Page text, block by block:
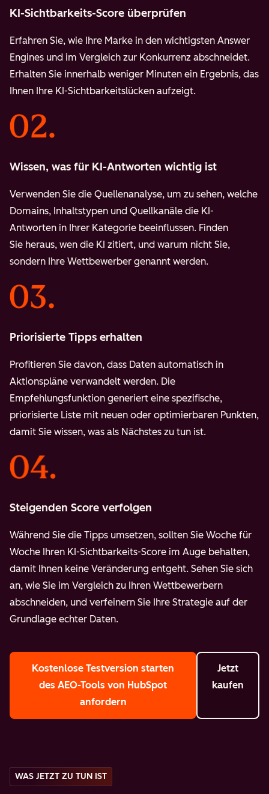
KI-Sichtbarkeits-Score überprüfen
Erfahren Sie, wie Ihre Marke in den wichtigsten Answer
Engines und im Vergleich zur Konkurrenz abschneidet.
Erhalten Sie innerhalb weniger Minuten ein Ergebnis, das
Ihnen Ihre KI-Sichtbarkeitslücken aufzeigt.
Wissen, was für KI-Antworten wichtig ist
Verwenden Sie die Quellenanalyse, um zu sehen, welche
Domains, Inhaltstypen und Quellkanäle die KI-
Antworten in Ihrer Kategorie beeinflussen. Finden
Sie heraus, wen die KI zitiert, und warum nicht Sie,
sondern Ihre Wettbewerber genannt werden.
Priorisierte Tipps erhalten
Profitieren Sie davon, dass Daten automatisch in
Aktionspläne verwandelt werden. Die
Empfehlungsfunktion generiert eine spezifische,
priorisierte Liste mit neuen oder optimierbaren Punkten,
damit Sie wissen, was als Nächstes zu tun ist.
Steigenden Score verfolgen
Während Sie die Tipps umsetzen, sollten Sie Woche für
Woche Ihren KI-Sichtbarkeits-Score im Auge behalten,
damit Ihnen keine Veränderung entgeht. Sehen Sie sich
an, wie Sie im Vergleich zu Ihren Wettbewerbern
abschneiden, und verfeinern Sie Ihre Strategie auf der
Grundlage echter Daten.
Kostenlose Testversion starten
des AEO-Tools von HubSpot
anfordern
Jetzt
kaufen
WAS JETZT ZU TUN IST